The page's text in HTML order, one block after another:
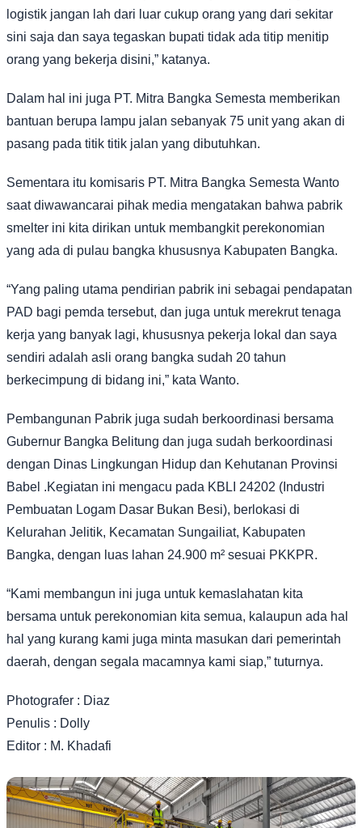
logistik jangan lah dari luar cukup orang yang dari sekitar
sini saja dan saya tegaskan bupati tidak ada titip menitip
orang yang bekerja disini,” katanya.
Dalam hal ini juga PT. Mitra Bangka Semesta memberikan
bantuan berupa lampu jalan sebanyak 75 unit yang akan di
pasang pada titik titik jalan yang dibutuhkan.
Sementara itu komisaris PT. Mitra Bangka Semesta Wanto
saat diwawancarai pihak media mengatakan bahwa pabrik
smelter ini kita dirikan untuk membangkit perekonomian
yang ada di pulau bangka khususnya Kabupaten Bangka.
“Yang paling utama pendirian pabrik ini sebagai pendapatan
PAD bagi pemda tersebut, dan juga untuk merekrut tenaga
kerja yang banyak lagi, khususnya pekerja lokal dan saya
sendiri adalah asli orang bangka sudah 20 tahun
berkecimpung di bidang ini,” kata Wanto.
Pembangunan Pabrik juga sudah berkoordinasi bersama
Gubernur Bangka Belitung dan juga sudah berkoordinasi
dengan Dinas Lingkungan Hidup dan Kehutanan Provinsi
Babel .Kegiatan ini mengacu pada KBLI 24202 (Industri
Pembuatan Logam Dasar Bukan Besi), berlokasi di
Kelurahan Jelitik, Kecamatan Sungailiat, Kabupaten
Bangka, dengan luas lahan 24.900 m² sesuai PKKPR.
“Kami membangun ini juga untuk kemaslahatan kita
bersama untuk perekonomian kita semua, kalaupun ada hal
hal yang kurang kami juga minta masukan dari pemerintah
daerah, dengan segala macamnya kami siap,” tuturnya.
Photografer : Diaz
Penulis : Dolly
Editor : M. Khadafi